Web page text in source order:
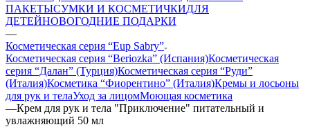
ПАКЕТЫСУМКИ И КОСМЕТИЧКИДЛЯ
ДЕТЕЙНОВОГОДНИЕ ПОДАРКИ
—
Косметическая серия “Eup Sabry”
Косметическая серия “Beriozka” (Испания)Косметическая
серия “Далан” (Турция)Косметическая серия “Руди”
(Италия)Косметика “Фиорентино” (Италия)Кремы и лосьоны
для рук и телаУход за лицомМоющая косметика
—Крем для рук и тела "Приключение" питательный и
увлажняющий 50 мл